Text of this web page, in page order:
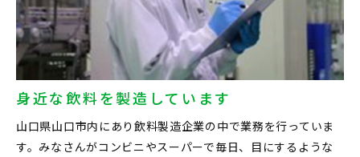
身近な飲料を製造しています
山口県山口市内にあり飲料製造企業の中で業務を行っていま
す。みなさんがコンビニやスーパーで毎日、目にするような